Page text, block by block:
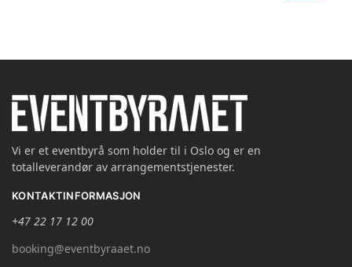
Vi er et eventbyrå som holder til i Oslo og er en
totalleverandør av arrangementstjenester.
KONTAKTINFORMASJON
+47 22 17 12 00
booking@eventbyraaet.no